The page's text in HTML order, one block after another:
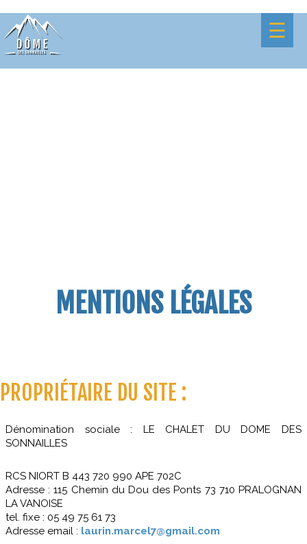
☰
MENTIONS LÉGALES
PROPRIÉTAIRE DU SITE :
Dénomination sociale : LE CHALET DU DOME DES
SONNAILLES
RCS NIORT B 443 720 990 APE 702C
Adresse : 115 Chemin du Dou des Ponts 73 710 PRALOGNAN
LA VANOISE
tel. fixe : 05 49 75 61 73
Adresse email : laurin.marcel7@gmail.com